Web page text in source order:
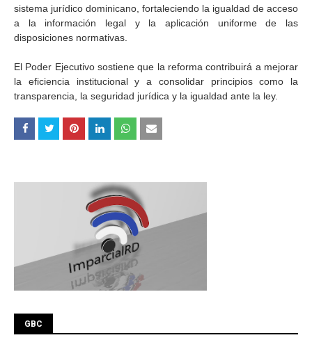
sistema jurídico dominicano, fortaleciendo la igualdad de acceso
a la información legal y la aplicación uniforme de las
disposiciones normativas.
El Poder Ejecutivo sostiene que la reforma contribuirá a mejorar
la eficiencia institucional y a consolidar principios como la
transparencia, la seguridad jurídica y la igualdad ante la ley.
GBC